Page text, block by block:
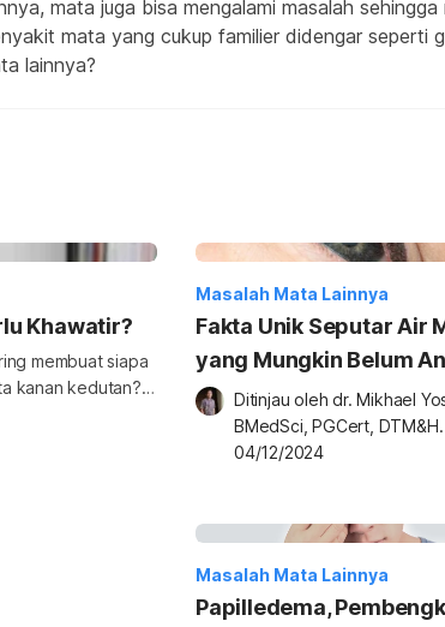
mata juga bisa mengalami masalah sehingga
mata yang cukup familier didengar seperti
lainnya?
Khawatir?
membuat siapa
kanan kedutan?"
menerus.
ini, pahami
Masalah Mata Lainnya
Fakta Unik Seputar Air
yang Mungkin Belum
TahuDitinjau oleh dr. Mikhael
BMedSci, PGCert, DTM&H.
04/12/2024
Masalah Mata Lainnya
Papilledema,